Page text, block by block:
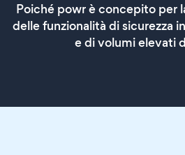
Poiché powr è concepito per
delle funzionalità di sicurezza
e di volumi elevati